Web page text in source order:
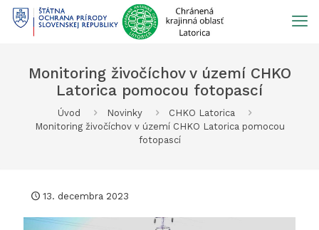
Prejsť
Monitoring živočíchov v území CHKO
Latorica pomocou fotopascí
Úvod Novinky
CHKO Latorica
Monitoring živočíchov v území CHKO Latorica pomocou
fotopascí
13. decembra 2023